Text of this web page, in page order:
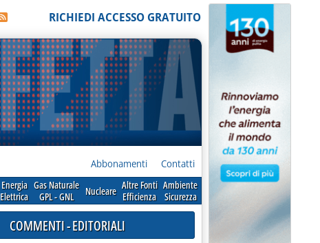
RICHIEDI ACCESSO GRATUITO
Abbonamenti Contatti
Energia
Elettrica
Gas Naturale
GPL - GNL
Nucleare Altre Fonti
Efficienza
Ambiente
Sicurezza
COMMENTI - EDITORIALI